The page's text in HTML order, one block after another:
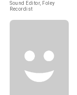
Sound Editor, Foley
Recordist